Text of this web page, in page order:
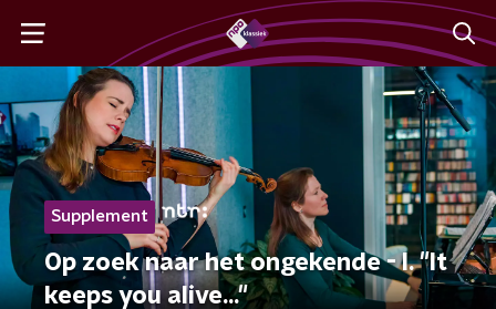
Supplement
Op zoek naar het ongekende - I. "It
keeps you alive..."